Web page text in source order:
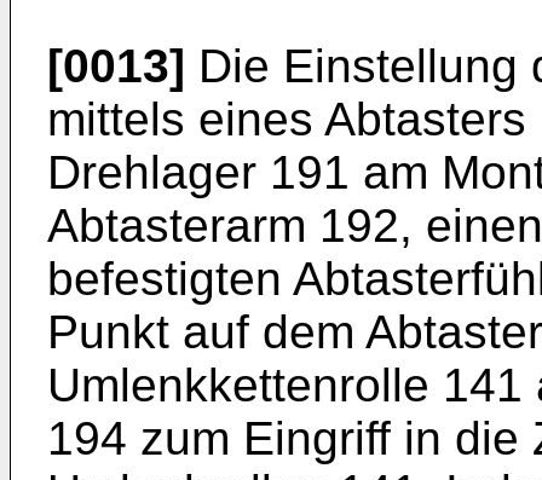
[0013] Die Einstellung
mittels eines
Drehlager 191 am
Abtasterarm 192,
befestigten
Punkt auf dem
Umlenkkettenrolle
194 zum Eingriff in